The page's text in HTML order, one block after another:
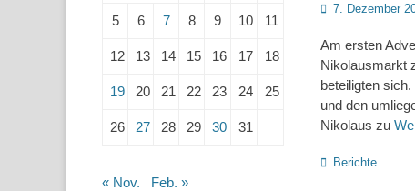
Posted
7. Dezember
Am ersten
Nikolausmarkt
beteiligten
und den
Nikolaus zu
Kategorien
Berichte
5 6 7 8 9 10 11
12 13 14 15 16 17 18
19 20 21 22 23 24 25
26 27 28 29 30 31
« Nov. Feb. »